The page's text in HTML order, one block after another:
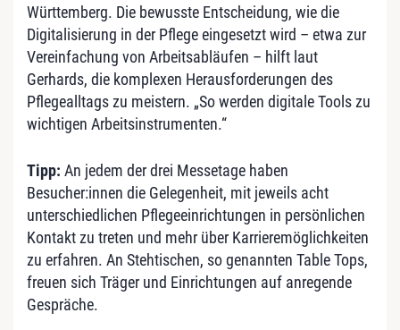
Württemberg. Die bewusste Entscheidung, wie die
Digitalisierung in der Pflege eingesetzt wird – etwa zur
Vereinfachung von Arbeitsabläufen – hilft laut
Gerhards, die komplexen Herausforderungen des
Pflegealltags zu meistern. „So werden digitale Tools zu
wichtigen Arbeitsinstrumenten.“
Tipp: An jedem der drei Messetage haben
Besucher:innen die Gelegenheit, mit jeweils acht
unterschiedlichen Pflegeeinrichtungen in persönlichen
Kontakt zu treten und mehr über Karrieremöglichkeiten
zu erfahren. An Stehtischen, so genannten Table Tops,
freuen sich Träger und Einrichtungen auf anregende
Gespräche.